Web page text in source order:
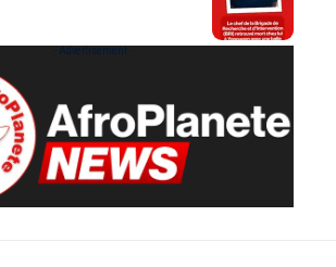
- Advertisement -